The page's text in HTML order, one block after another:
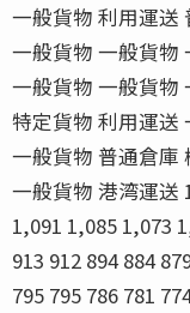
一般貨物 利用運送
一般貨物 一般貨物
一般貨物 一般貨物
特定貨物 利用運送
一般貨物 普通倉庫
一般貨物 港湾運送
1,091 1,085 1,073
913 912 894 884
795 795 786 781